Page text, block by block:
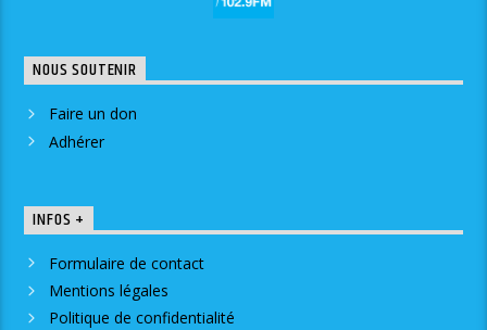
NOUS SOUTENIR
Faire un don
Adhérer
INFOS +
Formulaire de contact
Mentions légales
Politique de confidentialité